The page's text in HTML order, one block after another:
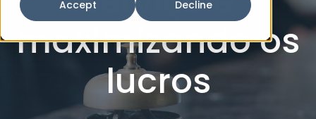
Accept Decline
maximizando os
lucros